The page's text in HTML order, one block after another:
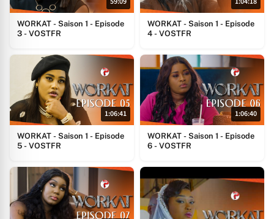
WORKAT - Saison 1 - Episode
3 - VOSTFR
WORKAT - Saison 1 - Episode
4 - VOSTFR
1:06:41
WORKAT - Saison 1 - Episode
5 - VOSTFR
1:06:40
WORKAT - Saison 1 - Episode
6 - VOSTFR